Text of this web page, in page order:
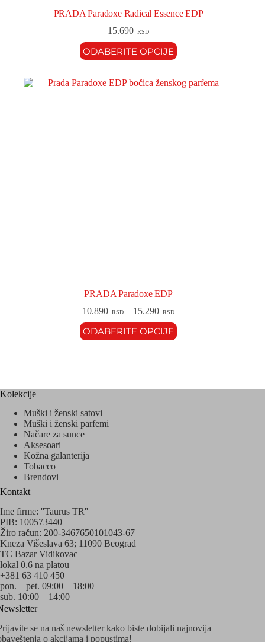
PRADA Paradoxe Radical Essence EDP
15.690 RSD
ODABERITE OPCIJE
PRADA Paradoxe EDP
10.890 RSD – 15.290 RSD
ODABERITE OPCIJE
Kolekcije
Muški i ženski satovi
Muški i ženski parfemi
Načare za sunce
Aksesoari
Kožna galanterija
Tobacco
Brendovi
Kontakt
Ime firme: ''Taurus TR''
PIB: 100573440
Žiro račun: 200-3467650101043-67
Kneza Višeslava 63; 11090 Beograd
TC Bazar Vidikovac
lokal 0.6 na platou
+381 63 410 450
pon. – pet. 09:00 – 18:00
sub. 10:00 – 14:00
se na naš newsletter kako biste dobijali najnovija
o akcijama i popustima!